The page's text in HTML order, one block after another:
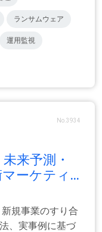
ランサムウェア
運用監視
No.3934
来予測・
ーケティ...
規事業のすり合
、実事例に基づ